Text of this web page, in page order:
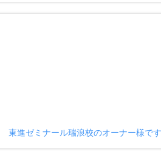
東進ゼミナール瑞浪校のオーナー様で